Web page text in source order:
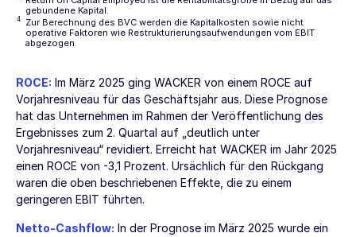
gebundene Kapital.
4
Zur Berechnung des BVC werden die Kapitalkosten sowie nicht
operative Faktoren wie Restrukturierungsaufwendungen vom EBIT
abgezogen.
ROCE: Im März 2025 ging WACKER von einem ROCE auf
Vorjahresniveau für das Geschäftsjahr aus. Diese Prognose
hat das Unternehmen im Rahmen der Veröffentlichung des
Ergebnisses zum 2. Quartal auf „deutlich unter
Vorjahresniveau“ revidiert. Erreicht hat WACKER im Jahr 2025
einen ROCE von -3,1 Prozent. Ursächlich für den Rückgang
waren die oben beschriebenen Effekte, die zu einem
geringeren EBIT führten.
Netto-Cashflow: In der Prognose im März 2025 wurde ein